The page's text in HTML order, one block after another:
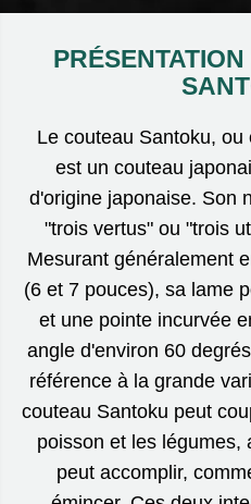
Le couteau Santoku,
est un couteau
d'origine japonaise. Son
"trois vertus" ou "trois
Mesurant généralement
(6 et 7 pouces), sa lame
et une pointe incurvée
angle d'environ 60
référence à la grande
couteau Santoku peut
poisson et les légumes,
peut accomplir,